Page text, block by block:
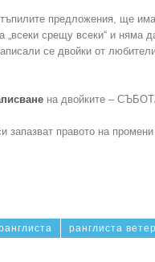
предложения, ще
„всеки срещу всеки“ и няма
се двойки от
на двойките –
запазват правото на
ранглиста